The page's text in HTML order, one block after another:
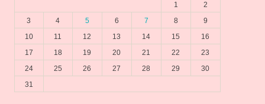
1
2
3
4 5 6 7 8
9
10
11 12 13 14 15
16
17
18 19 20 21 22
23
24
25 26 27 28 29
30
31